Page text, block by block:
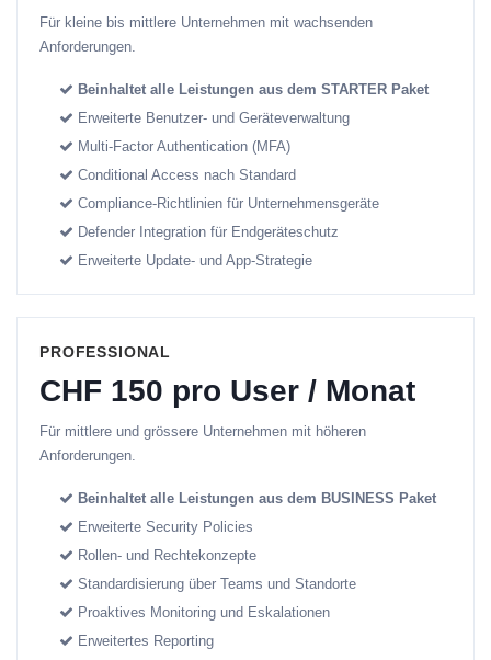
Für kleine bis mittlere Unternehmen mit wachsenden
Anforderungen.
Beinhaltet alle Leistungen aus dem STARTER Paket
Erweiterte Benutzer- und Geräteverwaltung
Multi-Factor Authentication (MFA)
Conditional Access nach Standard
Compliance-Richtlinien für Unternehmensgeräte
Defender Integration für Endgeräteschutz
Erweiterte Update- und App-Strategie
PROFESSIONAL
CHF 150 pro User / Monat
Für mittlere und grössere Unternehmen mit höheren
Anforderungen.
Beinhaltet alle Leistungen aus dem BUSINESS Paket
Erweiterte Security Policies
Rollen- und Rechtekonzepte
Standardisierung über Teams und Standorte
Proaktives Monitoring und Eskalationen
Erweitertes Reporting